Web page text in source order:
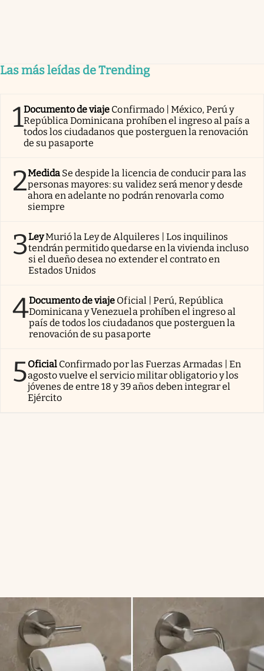
Las más leídas de Trending
1Documento de viaje Confirmado | México, Perú y
República Dominicana prohíben el ingreso al país a
todos los ciudadanos que posterguen la renovación
de su pasaporte
2Medida Se despide la licencia de conducir para las
personas mayores: su validez será menor y desde
ahora en adelante no podrán renovarla como
siempre
3LeyMurió la Ley de Alquileres | Los inquilinos
tendrán permitido quedarse en la vivienda incluso
si el dueño desea no extender el contrato en
Estados Unidos
4Documento de viaje Oficial | Perú, República
Dominicana y Venezuela prohíben el ingreso al
país de todos los ciudadanos que posterguen la
renovación de su pasaporte
5Oficial Confirmado por las Fuerzas Armadas | En
agosto vuelve el servicio militar obligatorio y los
jóvenes de entre 18 y 39 años deben integrar el
Ejército